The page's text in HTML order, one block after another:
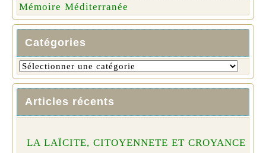
Mémoire Méditerranée
Catégories
Articles récents
LA LAÏCITE, CITOYENNETE ET CROYANCE